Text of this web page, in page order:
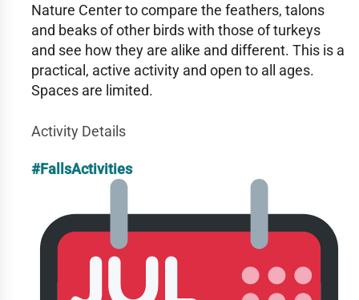
Nature Center to compare the feathers, talons
and beaks of other birds with those of turkeys
and see how they are alike and different. This is a
practical, active activity and open to all ages.
Spaces are limited.
Activity Details
#FallsActivities